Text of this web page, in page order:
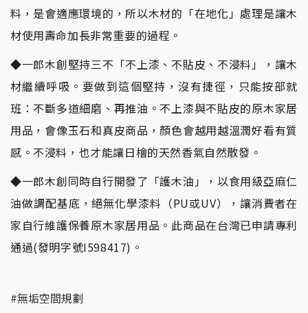
料，是會適應環境的，所以木材的「在地化」處理是讓木
材使用壽命加長非常重要的過程。
◆一郎木創堅持三不「不上漆、不貼皮、不浸料」，讓木
材繼續呼吸。要做到這個堅持，沒有捷徑，只能按部就
班：不斷多道細磨、再推油。不上漆與不貼皮的原木家居
用品，會像玉石和真皮商品，顏色會越用越溫潤好看有質
感。不浸料，也才能讓日檜的天然香氣自然散發。
◆一郎木創同時自行開發了「護木油」，以食用級亞麻仁
油做調配基底，絕無化學漆料（PU或UV），讓消費者在
家自行維護保養原木家居用品。此商品在台灣已申請專利
通過(發明字號I598417)。
#無垢空間規劃